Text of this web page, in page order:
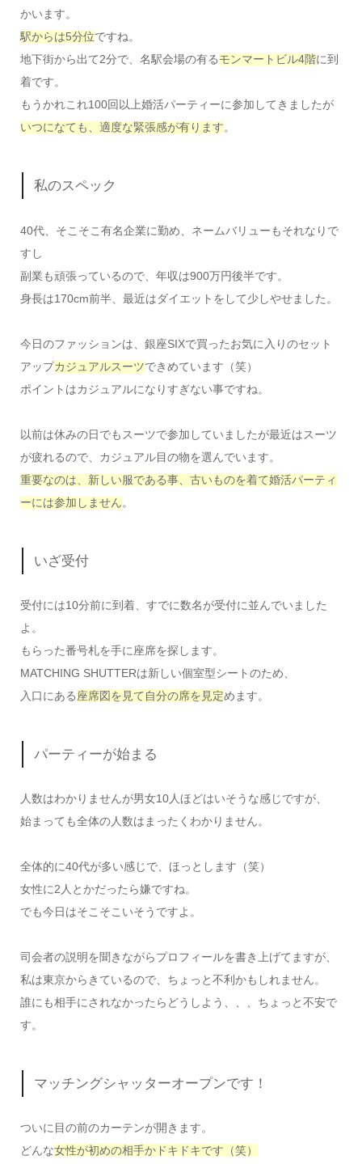
かいます。
駅からは5分位ですね。
地下街から出て2分で、名駅会場の有るモンマートビル4階に到
着です。
もうかれこれ100回以上婚活パーティーに参加してきましたが
いつになても、適度な緊張感が有ります。
私のスペック
40代、そこそこ有名企業に勤め、ネームバリューもそれなりで
すし
副業も頑張っているので、年収は900万円後半です。
身長は170cm前半、最近はダイエットをして少しやせました。
今日のファッションは、銀座SIXで買ったお気に入りのセット
アップカジュアルスーツできめています（笑）
ポイントはカジュアルになりすぎない事ですね。
以前は休みの日でもスーツで参加していましたが最近はスーツ
が疲れるので、カジュアル目の物を選んでいます。
重要なのは、新しい服である事、古いものを着て婚活パーティ
ーには参加しません。
いざ受付
受付には10分前に到着、すでに数名が受付に並んでいました
よ。
もらった番号札を手に座席を探します。
MATCHING SHUTTERは新しい個室型シートのため、
入口にある座席図を見て自分の席を見定めます。
パーティーが始まる
人数はわかりませんが男女10人ほどはいそうな感じですが、
始まっても全体の人数はまったくわかりません。
全体的に40代が多い感じで、ほっとします（笑）
女性に2人とかだったら嫌ですね。
でも今日はそこそこいそうですよ。
司会者の説明を聞きながらプロフィールを書き上げてますが、
私は東京からきているので、ちょっと不利かもしれません。
誰にも相手にされなかったらどうしよう、、、ちょっと不安で
す。
マッチングシャッターオープンです！
ついに目の前のカーテンが開きます。
どんな女性が初めの相手かドキドキです（笑）